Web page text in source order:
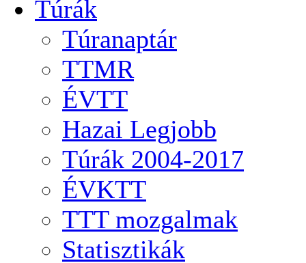
Túrák
Túranaptár
TTMR
ÉVTT
Hazai Legjobb
Túrák 2004-2017
ÉVKTT
TTT mozgalmak
Statisztikák